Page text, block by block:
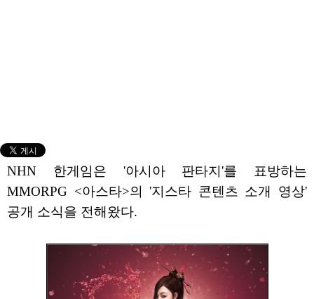
NHN 한게임은 '아시아 판타지'를 표방하는
MMORPG <아스타>의 '지스타 콘텐츠 소개 영상'
공개 소식을 전해왔다.